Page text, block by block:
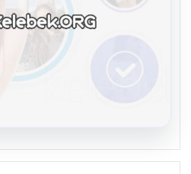
platformu İle Çevrim içi